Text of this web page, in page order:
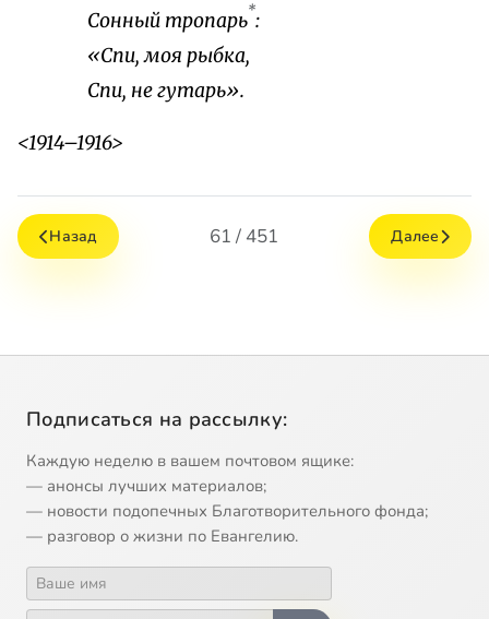
Сонный тропарь*:
«Спи, моя рыбка,
Спи, не гутарь».
<1914–1916>
Назад 61 / 451 Далее
Подписаться на рассылку:
Каждую неделю в вашем почтовом ящике:
— анонсы лучших материалов;
— новости подопечных Благотворительного фонда;
— разговор о жизни по Евангелию.